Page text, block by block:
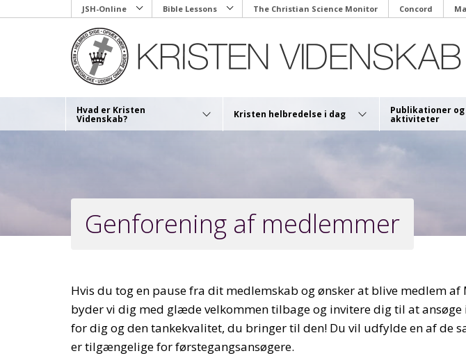
to
JSH-Online Bible Lessons The Christian Science Monitor Concord
Hvad er Kristen
Videnskab? Kristen helbredelse i dag Publikationer og
aktiviteter
Genforening af medlemmer
Hvis du tog en pause fra dit medlemskab og ønsker at blive medlem af
byder vi dig med glæde velkommen tilbage og invitere dig til at ansøge
for dig og den tankekvalitet, du bringer til den! Du vil udfylde en af de
er tilgængelige for førstegangsansøgere.